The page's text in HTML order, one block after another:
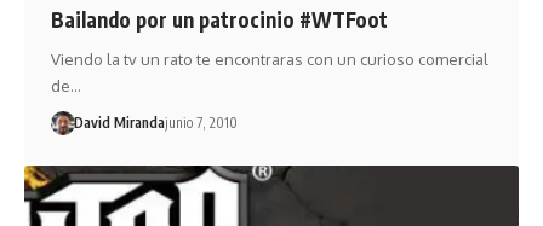
Bailando por un patrocinio #WTFoot
Viendo la tv un rato te encontraras con un curioso comercial
de…
David Mirandajunio 7, 2010